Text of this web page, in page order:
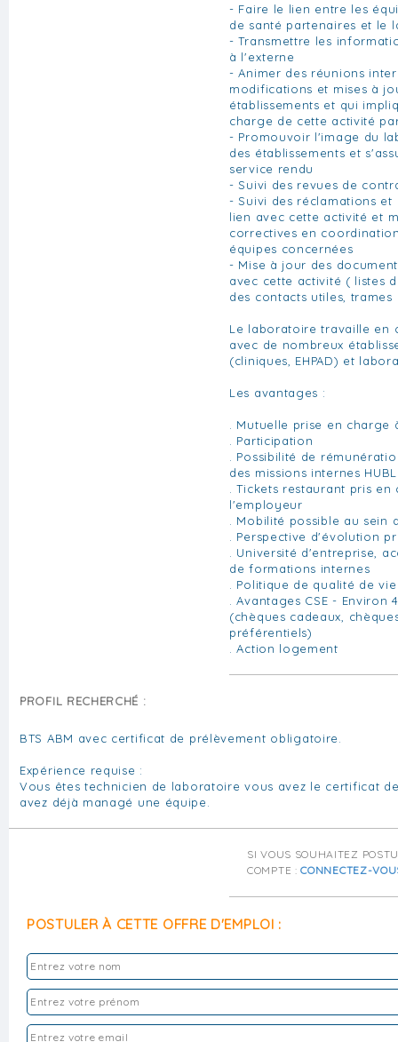
- Faire le lien entre les
de santé partenaires et le
- Transmettre les
à l'externe
- Animer des réunions
modifications et mises à
établissements et qui
charge de cette activité
- Promouvoir l'image du
des établissements et
service rendu
- Suivi des revues de
- Suivi des réclamations
lien avec cette activité et
correctives en
équipes concernées
- Mise à jour des
avec cette activité ( listes
des contacts utiles,
Le laboratoire travaille en
avec de nombreux
(cliniques, EHPAD) et
Les avantages :
. Mutuelle prise en charge
. Participation
. Possibilité de
des missions internes
. Tickets restaurant pris
l'employeur
. Mobilité possible au sein
. Perspective d'évolution
. Université d'entreprise,
de formations internes
. Politique de qualité de
. Avantages CSE -
(chèques cadeaux,
préférentiels)
. Action logement
PROFIL RECHERCHÉ :
BTS ABM avec certificat de prélèvement obligatoire.
Expérience requise :
Vous êtes technicien de laboratoire vous avez le certificat
avez déjà managé une équipe.
SI VOUS SOUHAITEZ
COMPTE :CONNECTEZ-
POSTULER À CETTE OFFRE D'EMPLOI :